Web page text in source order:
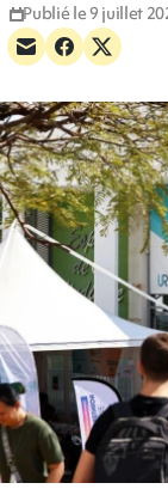
Publié le 9 juillet